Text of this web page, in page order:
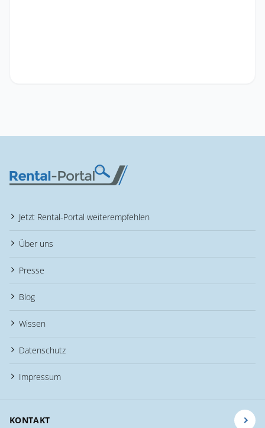
Jetzt Rental-Portal weiterempfehlen
Über uns
Presse
Blog
Wissen
Datenschutz
Impressum
KONTAKT